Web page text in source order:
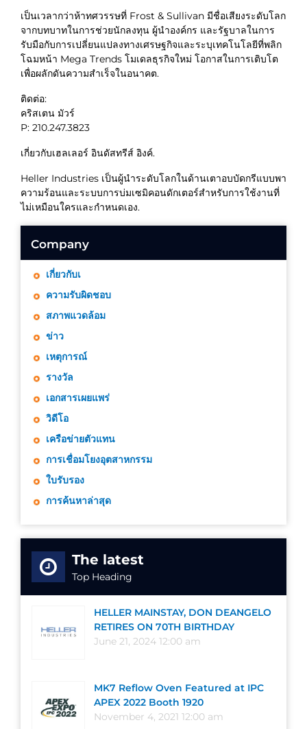
เป็นเวลากว่าห้าทศวรรษที่ Frost & Sullivan มีชื่อเสียงระดับโลก
จากบทบาทในการช่วยนักลงทุน ผู้นำองค์กร และรัฐบาลในการ
รับมือกับการเปลี่ยนแปลงทางเศรษฐกิจและระบุเทคโนโลยีที่พลิก
โฉมหน้า Mega Trends โมเดลธุรกิจใหม่ โอกาสในการเติบโต
เพื่อผลักดันความสำเร็จในอนาคต.
ติดต่อ:
คริสเตน มัวร์
P: 210.247.3823
เกี่ยวกับเฮลเลอร์ อินดัสทรีส์ อิงค์.
Heller Industries เป็นผู้นำระดับโลกในด้านเตาอบบัดกรีแบบพา
ความร้อนและระบบการบ่มเซมิคอนดักเตอร์สำหรับการใช้งานที่
ไม่เหมือนใครและกำหนดเอง.
Company
เกี่ยวกับเ
ความรับผิดชอบ
สภาพแวดล้อม
ข่าว
เหตุการณ์
รางวัล
เอกสารเผยแพร่
วิดีโอ
เครือข่ายตัวแทน
การเชื่อมโยงอุตสาหกรรม
ใบรับรอง
การค้นหาล่าสุด
The latest
Top Heading
HELLER MAINSTAY, DON DEANGELO
RETIRES ON 70TH BIRTHDAY
June 21, 2024 12:00 am
MK7 Reflow Oven Featured at IPC
APEX 2022 Booth 1920
November 4, 2021 12:00 am